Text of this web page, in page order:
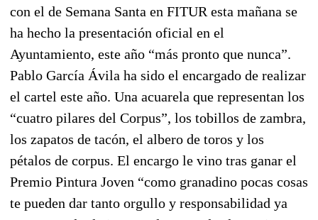
con el de Semana Santa en FITUR esta mañana se
ha hecho la presentación oficial en el
Ayuntamiento, este año “más pronto que nunca”.
Pablo García Ávila ha sido el encargado de realizar
el cartel este año. Una acuarela que representan los
“cuatro pilares del Corpus”, los tobillos de zambra,
los zapatos de tacón, el albero de toros y los
pétalos de corpus. El encargo le vino tras ganar el
Premio Pintura Joven “como granadino pocas cosas
te pueden dar tanto orgullo y responsabilidad ya